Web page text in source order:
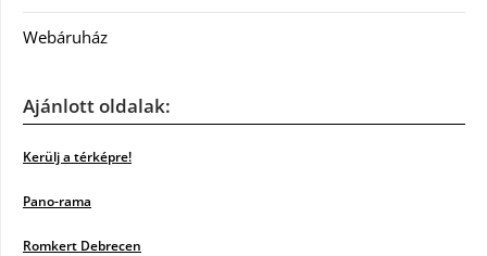
Webáruház
Ajánlott oldalak:
Kerülj a térképre!
Pano-rama
Romkert Debrecen